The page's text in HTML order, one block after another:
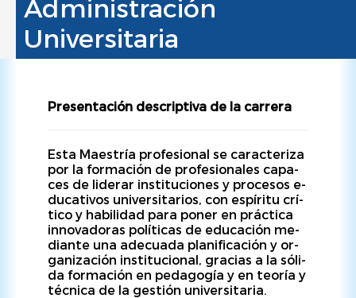
Administración
Universitaria
Presentación descriptiva de la carrera
Es­ta Ma­es­trí­a pro­fe­sio­nal se caracteriza
por la formación de pro­fe­sio­na­les ca­pa­
ces de li­de­rar institu­cio­nes y pro­ce­sos e­
du­ca­ti­vos universitarios, con es­pí­ri­tu crí­
ti­co y ha­bi­lidad pa­ra poner en práctica
in­no­va­do­ras po­lí­ti­cas de e­du­ca­ción me­
dian­te una adecuada pla­ni­fi­ca­ción y or­
ga­ni­za­ción ins­ti­tu­cio­nal, gra­cias a la só­li­
da for­ma­ción en pe­da­go­gí­a y en te­o­rí­a y
téc­ni­ca de la gestión universitaria.